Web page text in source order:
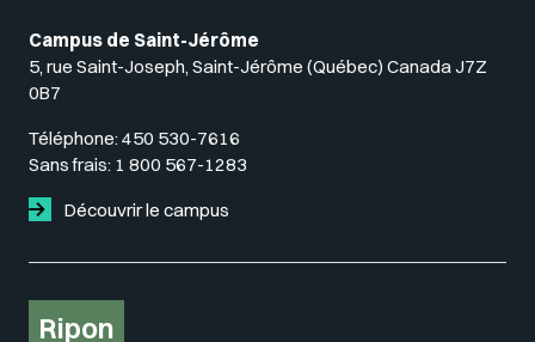
Campus de Saint-Jérôme
5, rue Saint-Joseph, Saint-Jérôme (Québec) Canada J7Z
0B7
Téléphone: 450 530-7616
Sans frais: 1 800 567-1283
Découvrir le campus
Ripon